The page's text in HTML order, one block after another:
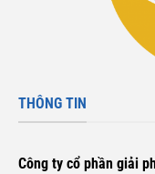
THÔNG TIN
Công ty cổ phần giải